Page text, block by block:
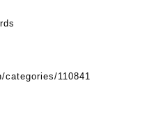
categories/110841